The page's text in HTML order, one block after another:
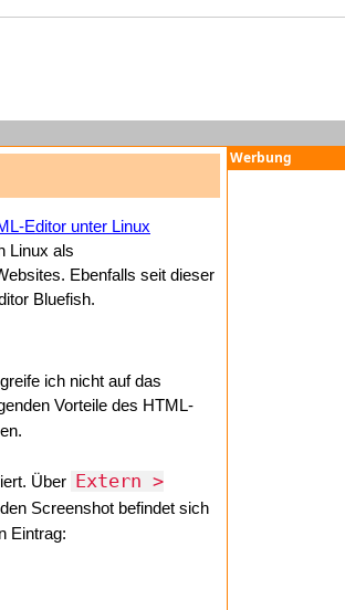
Werbung
Editor unter Linux
Linux als
Ebenfalls seit dieser
Bluefish.
ich nicht auf das
Vorteile des HTML-
Über Extern >
Screenshot befindet sich
Eintrag: